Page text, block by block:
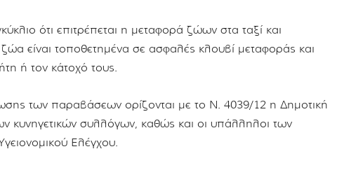
ότι επιτρέπεται η μεταφορά ζώων στα ταξί και
είναι τοποθετημένα σε ασφαλές κλουβί μεταφοράς και
ή τον κάτοχό τους.
των παραβάσεων ορίζονται με το Ν. 4039/12 η Δημοτική
κυνηγετικών συλλόγων, καθώς και οι υπάλληλοι των
Ελέγχου.